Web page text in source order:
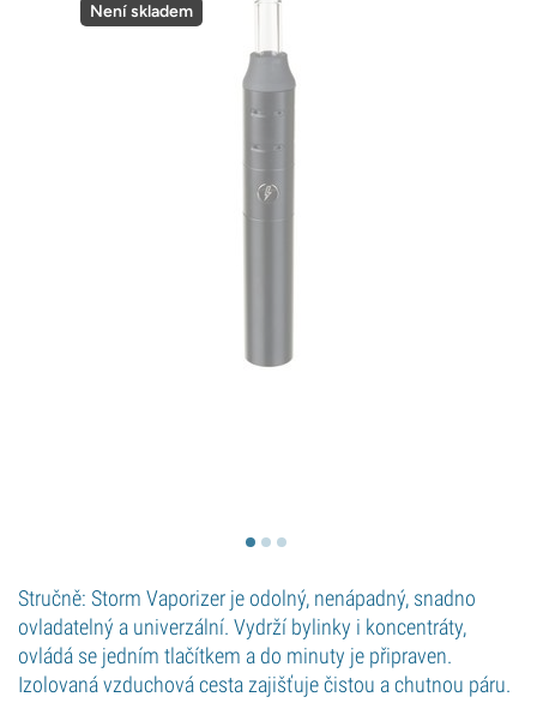
Není skladem
Stručně: Storm Vaporizer je odolný, nenápadný, snadno
ovladatelný a univerzální. Vydrží bylinky i koncentráty,
ovládá se jedním tlačítkem a do minuty je připraven.
Izolovaná vzduchová cesta zajišťuje čistou a chutnou páru.